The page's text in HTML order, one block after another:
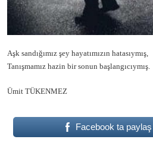
Aşk sandığımız şey hayatımızın hatasıymış,
Tanışmamız hazin bir sonun başlangıcıymış.
Ümit TÜKENMEZ
Facebook ta paylaş